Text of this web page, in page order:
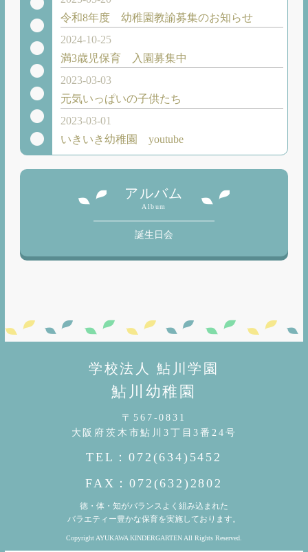
令和8年度 幼稚園教諭募集のお知らせ
2024-10-25
満3歳児保育 入園募集中
2023-03-03
元気いっぱいの子供たち
2023-03-01
いきいき幼稚園 youtube
アルバム
Album
誕生日会
学校法人 鮎川学園
鮎川幼稚園
〒567-0831
大阪府茨木市鮎川3丁目3番24号
TEL：072(634)5452
FAX：072(632)2802
徳・体・知がバランスよく組み込まれた
バラエティー豊かな保育を実施しております。
Copyright AYUKAWA KINDERGARTEN All Rights Reserved.